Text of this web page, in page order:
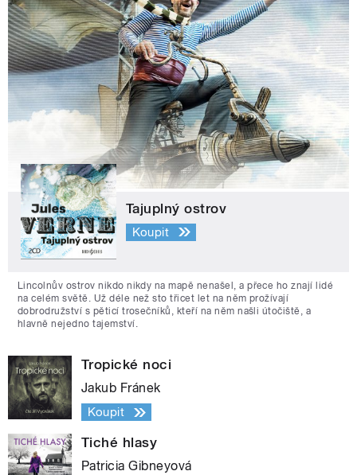
Tajuplný ostrov
Koupit
Lincolnův ostrov nikdo nikdy na mapě nenašel, a přece ho znají lidé
na celém světě. Už déle než sto třicet let na něm prožívají
dobrodružství s pěticí trosečníků, kteří na něm našli útočiště, a
hlavně nejedno tajemství.
Tropické noci
Jakub Fránek
Koupit
Tiché hlasy
Patricia Gibneyová